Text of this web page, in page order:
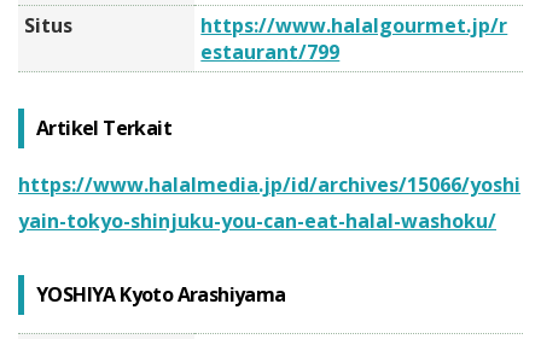
Situs
https://www.halalgourmet.jp/r
estaurant/799
Artikel Terkait
https://www.halalmedia.jp/id/archives/15066/yoshi
yain-tokyo-shinjuku-you-can-eat-halal-washoku/
YOSHIYA Kyoto Arashiyama